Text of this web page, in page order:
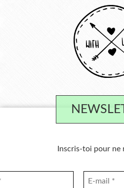
Inscris-toi pour ne